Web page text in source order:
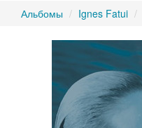
Альбомы Ignes Fatui